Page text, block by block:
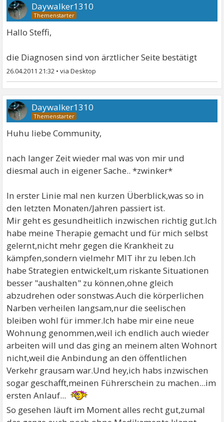
Daywalker1310
Hallo Steffi,
die Diagnosen sind von ärztlicher Seite bestätigt
26.04.2011 21:32 •
Daywalker1310
Huhu liebe Community,
nach langer Zeit wieder mal was von mir und
diesmal auch in eigener Sache.. *zwinker*
In erster Linie mal nen kurzen Überblick,was so in
den letzten Monaten/Jahren passiert ist.
Mir geht es gesundheitlich inzwischen richtig gut.Ich
habe meine Therapie gemacht und für mich selbst
gelernt,nicht mehr gegen die Krankheit zu
kämpfen,sondern vielmehr MIT ihr zu leben.Ich
habe Strategien entwickelt,um riskante Situationen
besser "aushalten" zu können,ohne gleich
abzudrehen oder sonstwas.Auch die körperlichen
Narben verheilen langsam,nur die seelischen
bleiben wohl für immer.Ich habe mir eine neue
Wohnung genommen,weil ich endlich auch wieder
arbeiten will und das ging an meinem alten Wohnort
nicht,weil die Anbindung an den öffentlichen
Verkehr grausam war.Und hey,ich habs inzwischen
sogar geschafft,meinen Führerschein zu machen...im
ersten Anlauf...
So gesehen läuft im Moment alles recht gut,zumal